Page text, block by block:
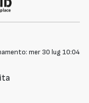
mer 30 lug 10:04